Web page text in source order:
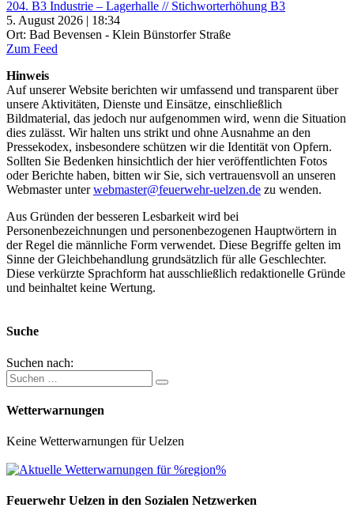
204. B3 Industrie – Lagerhalle // Stichworterhöhung B3
5. August 2026 | 18:34
Ort: Bad Bevensen - Klein Bünstorfer Straße
Zum Feed
Hinweis
Auf unserer Website berichten wir umfassend und transparent über
unsere Aktivitäten, Dienste und Einsätze, einschließlich
Bildmaterial, das jedoch nur aufgenommen wird, wenn die Situation
dies zulässt. Wir halten uns strikt und ohne Ausnahme an den
Pressekodex, insbesondere schützen wir die Identität von Opfern.
Sollten Sie Bedenken hinsichtlich der hier veröffentlichten Fotos
oder Berichte haben, bitten wir Sie, sich vertrauensvoll an unseren
Webmaster unterwebmaster@feuerwehr-uelzen.de zu wenden.
Aus Gründen der besseren Lesbarkeit wird bei
Personenbezeichnungen und personenbezogenen Hauptwörtern in
der Regel die männliche Form verwendet. Diese Begriffe gelten im
Sinne der Gleichbehandlung grundsätzlich für alle Geschlechter.
Diese verkürzte Sprachform hat ausschließlich redaktionelle Gründe
und beinhaltet keine Wertung.
Suche
Suchen nach:
Wetterwarnungen
Keine Wetterwarnungen für Uelzen
Feuerwehr Uelzen in den Sozialen Netzwerken